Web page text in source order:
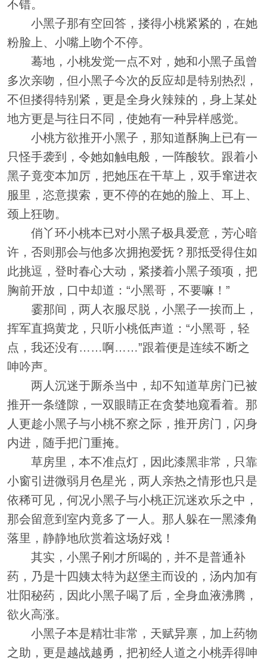
不错。
小黑子那有空回答，搂得小桃紧紧的，在她
粉脸上、小嘴上吻个不停。
蓦地，小桃发觉一点不对，她和小黑子虽曾
多次亲吻，但小黑子今次的反应却是特别热烈，
不但搂得特别紧，更是全身火辣辣的，身上某处
地方更是与往日不同，使她有一种异样感觉。
小桃方欲推开小黑子，那知道酥胸上已有一
只怪手袭到，令她如触电般，一阵酸软。跟着小
黑子竟变本加厉，把她压在干草上，双手窜进衣
服里，恣意摸索，更不停的在她的脸上、耳上、
颈上狂吻。
俏丫环小桃本已对小黑子极具爱意，芳心暗
许，否则那会与他多次拥抱爱抚？那抵受得住如
此挑逗，登时春心大动，紧搂着小黑子颈项，把
胸前开放，口中却道：“小黑哥，不要嘛！”
霎那间，两人衣服尽脱，小黑子一挨而上，
挥军直捣黄龙，只听小桃低声道：“小黑哥，轻
点，我还没有……啊……”跟着便是连续不断之
呻吟声。
两人沉迷于厮杀当中，却不知道草房门已被
推开一条缝隙，一双眼睛正在贪婪地窥看着。那
人更趁小黑子与小桃不察之际，推开房门，闪身
内进，随手把门重掩。
草房里，本不准点灯，因此漆黑非常，只靠
小窗引进微弱月色星光，两人亲热之情形也只是
依稀可见，何况小黑子与小桃正沉迷欢乐之中，
那会留意到室内竟多了一人。那人躲在一黑漆角
落里，静静地欣赏着这场好戏！
其实，小黑子刚才所喝的，并不是普通补
药，乃是十四姨太特为赵堡主而设的，汤内加有
壮阳秘药，因此小黑子喝了后，全身血液沸腾，
欲火高涨。
小黑子本是精壮非常，天赋异禀，加上药物
之助，更是越战越勇，把初经人道之小桃弄得呻